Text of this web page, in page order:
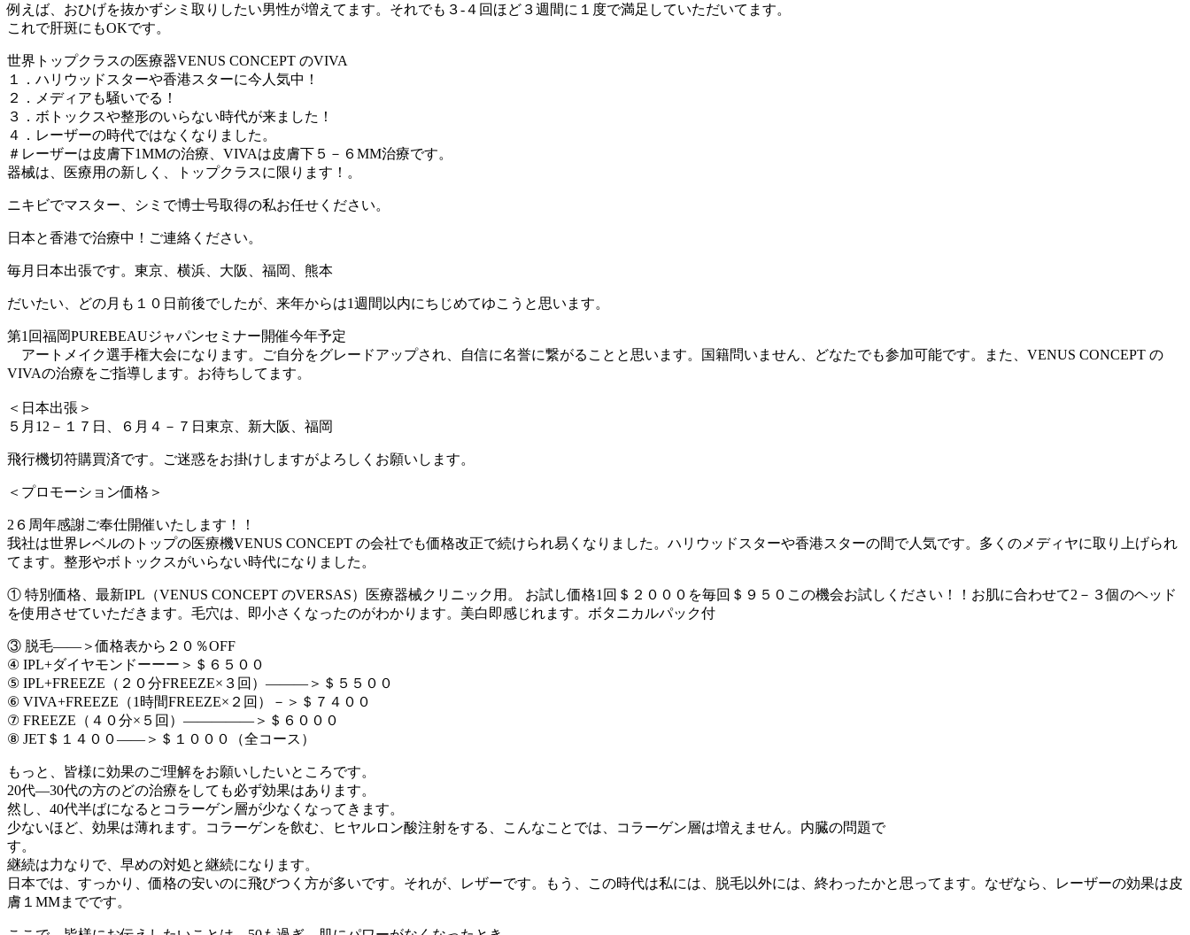
例えば、おひげを抜かずシミ取りしたい男性が増えてます。それでも３-４回ほど３週間に１度で満足していただいてます。
これで肝斑にもOKです。
世界トップクラスの医療器VENUS CONCEPT のVIVA
１．ハリウッドスターや香港スターに今人気中！
２．メディアも騒いでる！
３．ボトックスや整形のいらない時代が来ました！
４．レーザーの時代ではなくなりました。
＃レーザーは皮膚下1MMの治療、VIVAは皮膚下５－６MM治療です。
器械は、医療用の新しく、トップクラスに限ります！。
ニキビでマスター、シミで博士号取得の私お任せください。
日本と香港で治療中！ご連絡ください。
毎月日本出張です。東京、横浜、大阪、福岡、熊本
だいたい、どの月も１０日前後でしたが、来年からは1週間以内にちじめてゆこうと思います。
第1回福岡PUREBEAUジャパンセミナー開催今年予定
アートメイク選手権大会になります。ご自分をグレードアップされ、自信に名誉に繋がることと思います。国籍問いません、どなたでも参加可能です。また、VENUS CONCEPT の
VIVAの治療をご指導します。お待ちしてます。
＜日本出張＞
５月12－１７日、６月４－７日東京、新大阪、福岡
飛行機切符購買済です。ご迷惑をお掛けしますがよろしくお願いします。
＜プロモーション価格＞
2６周年感謝ご奉仕開催いたします！！
我社は世界レベルのトップの医療機VENUS CONCEPT の会社でも価格改正で続けられ易くなりました。ハリウッドスターや香港スターの間で人気です。多くのメディヤに取り上げられ
てます。整形やボトックスがいらない時代になりました。
① 特別価格、最新IPL（VENUS CONCEPT のVERSAS）医療器械クリニック用。 お試し価格1回＄２０００を毎回＄９５０この機会お試しください！！お肌に合わせて2－３個のヘッド
を使用させていただきます。毛穴は、即小さくなったのがわかります。美白即感じれます。ボタニカルパック付
③ 脱毛――＞価格表から２０％OFF
④ IPL+ダイヤモンドーーー＞＄６５００
⑤ IPL+FREEZE（２０分FREEZE×３回）―――＞＄５５００
⑥ VIVA+FREEZE（1時間FREEZE×２回）－＞＄７４００
⑦ FREEZE（４０分×５回）―――――＞＄６０００
⑧ JET＄１４００――＞＄１０００（全コース）
もっと、皆様に効果のご理解をお願いしたいところです。
20代―30代の方のどの治療をしても必ず効果はあります。
然し、40代半ばになるとコラーゲン層が少なくなってきます。
少ないほど、効果は薄れます。コラーゲンを飲む、ヒヤルロン酸注射をする、こんなことでは、コラーゲン層は増えません。内臓の問題で
す。
継続は力なりで、早めの対処と継続になります。
日本では、すっかり、価格の安いのに飛びつく方が多いです。それが、レザーです。もう、この時代は私には、脱毛以外には、終わったかと思ってます。なぜなら、レーザーの効果は皮
膚１MMまでです。